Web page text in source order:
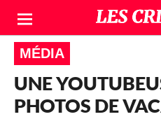
MÉDIA
UNE
PHOTOS DE